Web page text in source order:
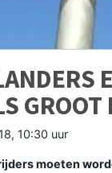
10:30 uur
moeten